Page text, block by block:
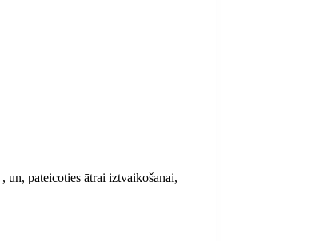
, un, pateicoties ātrai iztvaikošanai,